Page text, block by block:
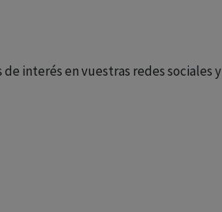
interés en vuestras redes sociales y